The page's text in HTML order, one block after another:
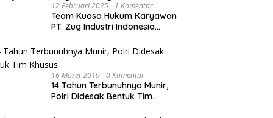
12 Februari 2025 1 Komentar
Team Kuasa Hukum Karyawan
PT. Zug Industri Indonesia
Memperjuangkan Hak
Karyawan di Pengadilan Negeri
Jakarta Pusat
16 Maret 2019 0 Komentar
14 Tahun Terbunuhnya Munir,
Polri Didesak Bentuk Tim